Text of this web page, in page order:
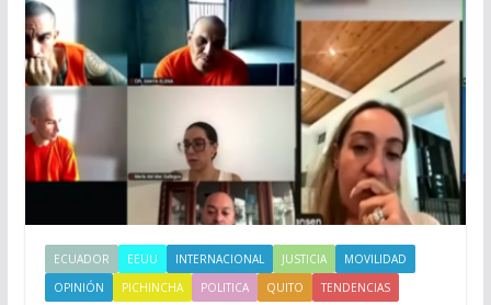
ECUADOR EEUU INTERNACIONAL JUSTICIA
MOVILIDAD
OPINIÓN
PICHINCHA POLITICA QUITO TENDENCIAS